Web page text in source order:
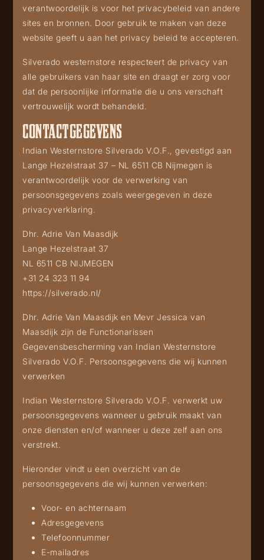
verantwoordelijk is voor het privacybeleid van andere
sites en bronnen. Door gebruik te maken van deze
website geeft u aan het privacy beleid te accepteren.
Silverado westernstore respecteert de privacy van
alle gebruikers van haar site en draagt er zorg voor
dat de persoonlijke informatie die u ons verschaft
vertrouwelijk wordt behandeld.
CONTACTGEGEVENS
Indian Westernstore Silverado V.O.F., gevestigd aan
Lange Hezelstraat 37 – NL 6511 CB Nijmegen is
verantwoordelijk voor de verwerking van
persoonsgegevens zoals weergegeven in deze
privacyverklaring.
Dhr. Adrie Van Maasdijk
Lange Hezelstraat 37
NL 6511 CB NIJMEGEN
+31 24 323 11 94
https://silverado.nl/
Dhr. Adrie Van Maasdijk en Mevr Jessica van
Maasdijk zijn de Functionarissen
Gegevensbescherming van Indian Westernstore
Silverado V.O.F. Persoonsgegevens die wij kunnen
verwerken
Indian Westernstore Silverado V.O.F. verwerkt uw
persoonsgegevens wanneer u gebruik maakt van
onze diensten en/of wanneer u deze zelf aan ons
verstrekt.
Hieronder vindt u een overzicht van de
persoonsgegevens die wij kunnen verwerken:
Voor- en achternaam
Adresgegevens
Telefoonnummer
E-mailadres